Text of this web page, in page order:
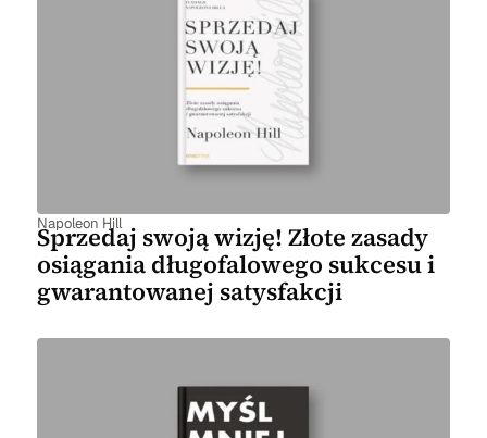
Napoleon Hill
Sprzedaj swoją wizję! Złote zasady
osiągania długofalowego sukcesu i
gwarantowanej satysfakcji